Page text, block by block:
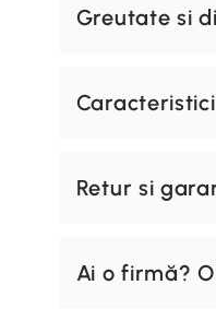
Greutate si
Caracteristici
Retur si
Ai o firmă?